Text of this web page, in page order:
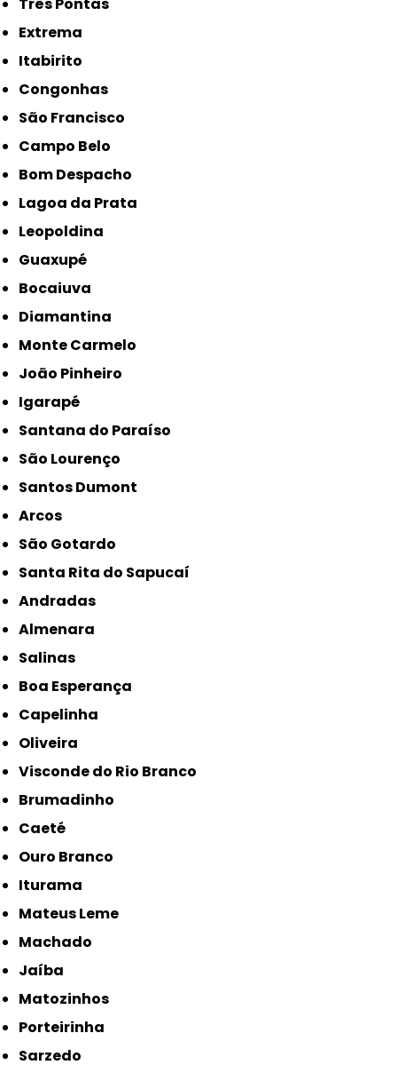
Três Pontas
Extrema
Itabirito
Congonhas
São Francisco
Campo Belo
Bom Despacho
Lagoa da Prata
Leopoldina
Guaxupé
Bocaiuva
Diamantina
Monte Carmelo
João Pinheiro
Igarapé
Santana do Paraíso
São Lourenço
Santos Dumont
Arcos
São Gotardo
Santa Rita do Sapucaí
Andradas
Almenara
Salinas
Boa Esperança
Capelinha
Oliveira
Visconde do Rio Branco
Brumadinho
Caeté
Ouro Branco
Iturama
Mateus Leme
Machado
Jaíba
Matozinhos
Porteirinha
Sarzedo